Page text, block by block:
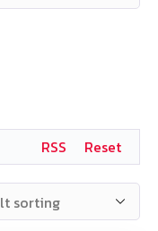
Reset
RSS